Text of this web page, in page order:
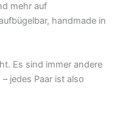
mehr auf
handmade in
Es sind immer andere
jedes Paar ist also